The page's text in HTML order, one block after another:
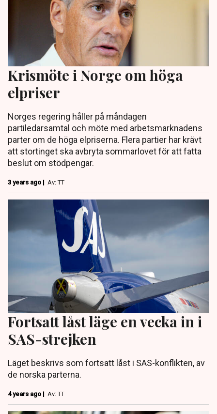
Krismöte i Norge om höga
elpriser
Norges regering håller på måndagen
partiledarsamtal och möte med arbetsmarknadens
parter om de höga elpriserna. Flera partier har krävt
att stortinget ska avbryta sommarlovet för att fatta
beslut om stödpengar.
3 years ago | Av: TT
Fortsatt låst läge en vecka in i
SAS-strejken
Läget beskrivs som fortsatt låst i SAS-konflikten, av
de norska parterna.
4 years ago | Av: TT